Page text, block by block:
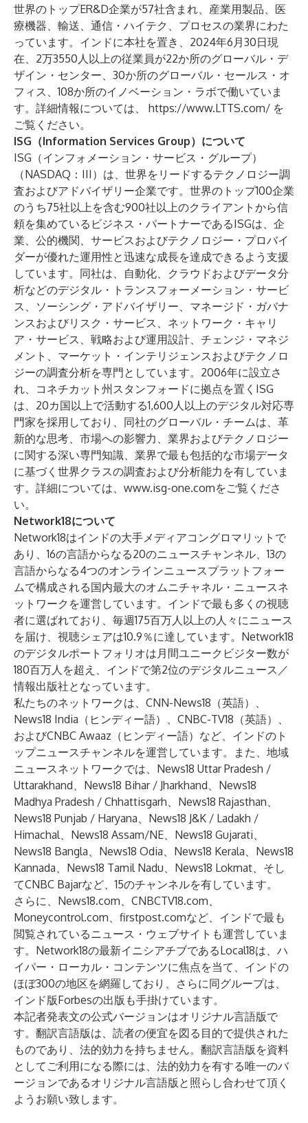
世界のトップER&D企業が57社含まれ、産業用製品、医
療機器、輸送、通信・ハイテク、プロセスの業界にわた
っています。インドに本社を置き、2024年6月30日現
在、2万3550人以上の従業員が22か所のグローバル・デ
ザイン・センター、30か所のグローバル・セールス・オ
フィス、108か所のイノベーション・ラボで働いていま
す。詳細情報については、 https://www.LTTS.com/ を
ご覧ください。
ISG（Information Services Group）について
ISG（インフォメーション・サービス・グループ）
（NASDAQ： III ）は、世界をリードするテクノロジー調
査およびアドバイザリー企業です。世界のトップ100企業
のうち75社以上を含む900社以上のクライアントから信
頼を集めているビジネス・パートナーであるISGは、企
業、公的機関、サービスおよびテクノロジー・プロバイ
ダーが優れた運用性と迅速な成長を達成できるよう支援
しています。同社は、自動化、クラウドおよびデータ分
析などのデジタル・トランスフォーメーション・サービ
ス、ソーシング・アドバイザリー、マネージド・ガバナ
ンスおよびリスク・サービス、ネットワーク・キャリ
ア・サービス、戦略および運用設計、チェンジ・マネジ
メント、マーケット・インテリジェンスおよびテクノロ
ジーの調査分析を専門としています。2006年に設立さ
れ、コネチカット州スタンフォードに拠点を置くISG
は、20カ国以上で活動する1,600人以上のデジタル対応専
門家を採用しており、同社のグローバル・チームは、革
新的な思考、市場への影響力、業界およびテクノロジー
に関する深い専門知識、業界で最も包括的な市場データ
に基づく世界クラスの調査および分析能力を有していま
す。詳細については、 www.isg-one.comをご覧くださ
い。
Network18について
Network18はインドの大手メディアコングロマリットで
あり、16の言語からなる20のニュースチャンネル、13の
言語からなる4つのオンラインニュースプラットフォー
ムで構成される国内最大のオムニチャネル・ニュースネ
ットワークを運営しています。インドで最も多くの視聴
者に選ばれており、毎週175百万人以上の人々にニュース
を届け、視聴シェアは10.9％に達しています。Network18
のデジタルポートフォリオは月間ユニークビジター数が
180百万人を超え、インドで第2位のデジタルニュース／
情報出版社となっています。
私たちのネットワークは、CNN-News18（英語）、
News18 India（ヒンディー語）、CNBC-TV18（英語）、
およびCNBC Awaaz（ヒンディー語）など、インドのト
ップニュースチャンネルを運営しています。また、地域
ニュースネットワークでは、News18 Uttar Pradesh /
Uttarakhand、News18 Bihar / Jharkhand、News18
Madhya Pradesh / Chhattisgarh、News18 Rajasthan、
News18 Punjab / Haryana、News18 J&K / Ladakh /
Himachal、News18 Assam/NE、News18 Gujarati、
News18 Bangla、News18 Odia、News18 Kerala、News18
Kannada、News18 Tamil Nadu、News18 Lokmat、そし
てCNBC Bajarなど、15のチャンネルを有しています。
さらに、News18.com、CNBCTV18.com、
Moneycontrol.com、firstpost.comなど、インドで最も
閲覧されているニュース・ウェブサイトも運営していま
す。Network18の最新イニシアチブであるLocal18は、ハ
イパー・ローカル・コンテンツに焦点を当て、インドの
ほぼ300の地区を網羅しており、さらに同グループは、
インド版Forbesの出版も手掛けています。
本記者発表文の公式バージョンはオリジナル言語版で
す。翻訳言語版は、読者の便宜を図る目的で提供された
ものであり、法的効力を持ちません。翻訳言語版を資料
としてご利用になる際には、法的効力を有する唯一のバ
ージョンであるオリジナル言語版と照らし合わせて頂く
ようお願い致します。